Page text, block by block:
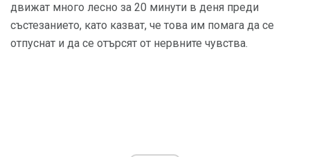
движат много лесно за 20 минути в деня преди
състезанието, като казват, че това им помага да се
отпуснат и да се отърсят от нервните чувства.